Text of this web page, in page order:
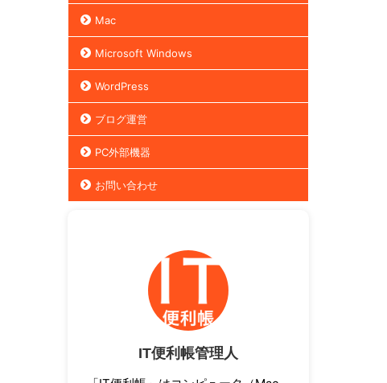
Mac
Microsoft Windows
WordPress
ブログ運営
PC外部機器
お問い合わせ
IT便利帳管理人